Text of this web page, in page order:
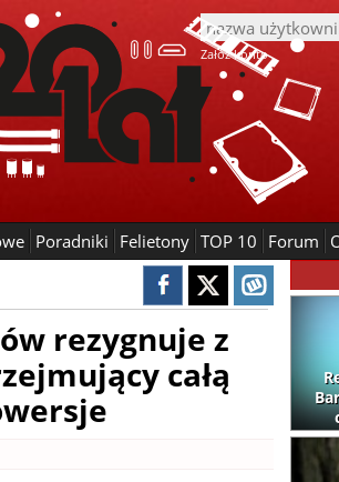
Załóż konto
Poradniki Felietony TOP 10 Forum
rezygnuje z
całą